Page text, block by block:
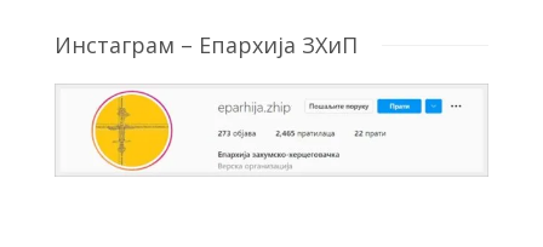
Инстаграм – Епархија ЗХиП